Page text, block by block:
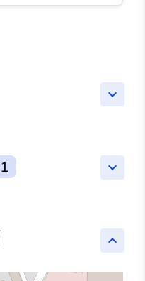
keyboard_arrow_down
keyboard_arrow_down
1
keyboard_arrow_up